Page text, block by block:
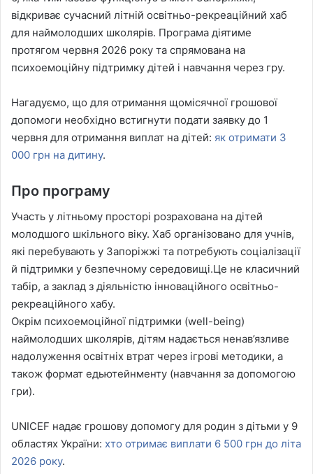
відкриває сучасний літній освітньо-рекреаційний хаб
для наймолодших школярів. Програма діятиме
протягом червня 2026 року та спрямована на
психоемоційну підтримку дітей і навчання через гру.
Нагадуємо, що для отримання щомісячної грошової
допомоги необхідно встигнути подати заявку до 1
червня для отримання виплат на дітей: як отримати 3
000 грн на дитину.
Про програму
Участь у літньому просторі розрахована на дітей
молодшого шкільного віку. Хаб організовано для учнів,
які перебувають у Запоріжжі та потребують соціалізації
й підтримки у безпечному середовищі.Це не класичний
табір, а заклад з діяльністю інноваційного освітньо-
рекреаційного хабу.
Окрім психоемоційної підтримки (well-being)
наймолодших школярів, дітям надається ненав’язливе
надолуження освітніх втрат через ігрові методики, а
також формат едьютейнменту (навчання за допомогою
гри).
UNICEF надає грошову допомогу для родин з дітьми у 9
областях України: хто отримає виплати 6 500 грн до літа
2026 року.